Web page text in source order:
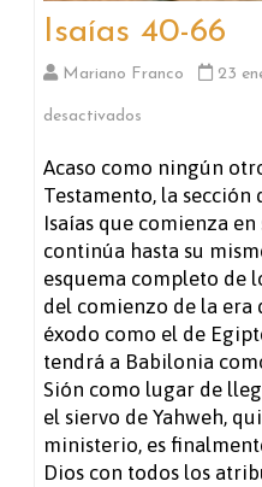
Isaías 40-66
Mariano Franco 23
desactivados
Isaías
40-
Acaso como ningún
Testamento, la
Isaías que comienza
continúa hasta su
esquema completo de
del comienzo de la era
éxodo como el de
tendrá a Babilonia
Sión como lugar de
el siervo de Yahweh,
ministerio, es
Dios con todos los